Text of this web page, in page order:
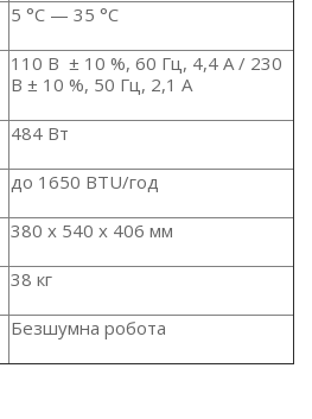
5 °C — 35 °C
110 В ± 10 %, 60 Гц, 4,4 А / 230
В ± 10 %, 50 Гц, 2,1 А
484 Вт
до 1650 BTU/год
380 х 540 х 406 мм
38 кг
Безшумна робота